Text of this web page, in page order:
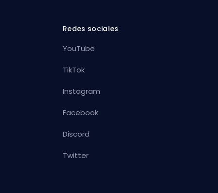
Redes sociales
YouTube
TikTok
Instagram
Facebook
Discord
Twitter